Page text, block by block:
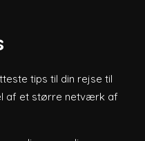
tips til din rejse til
af et større netværk af